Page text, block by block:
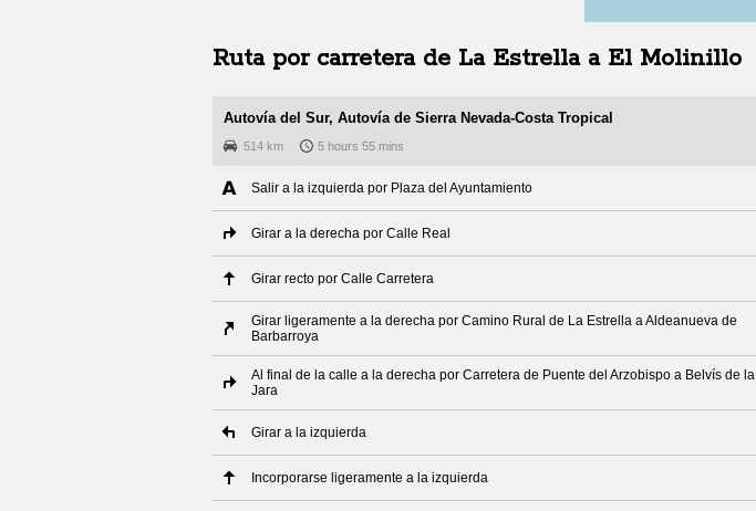
Ruta por carretera de La Estrellaa El Molinillo
Autovía del Sur, Autovía de Sierra Nevada-Costa Tropical
514 km 5 hours 55 mins
Salir a la izquierda por Plaza del Ayuntamiento
Girar a la derecha por Calle Real
Girar recto por Calle Carretera
Girar ligeramente a la derecha por Camino Rural de La Estrella a Aldeanueva de
Barbarroya
Al final de la calle a la derecha por Carretera de Puente del Arzobispo a Belvís de la
Jara
Girar a la izquierda
Incorporarse ligeramente a la izquierda